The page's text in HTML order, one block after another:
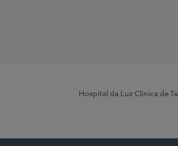
Hospital da Luz Clínica de